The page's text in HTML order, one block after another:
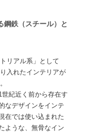
鋼鉄（スチール）と
リアル系」として
入れたインテリアが
世紀近く前から存在す
なデザインをインテ
在では使い込まれた
ような、無骨なイン